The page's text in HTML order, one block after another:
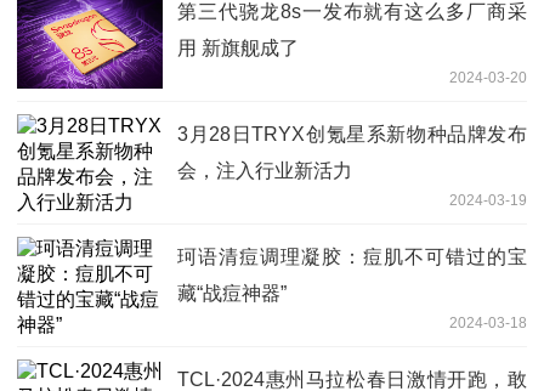
第三代骁龙8s一发布就有这么多厂商采
用 新旗舰成了
2024-03-20
3月28日TRYX创氪星系新物种品牌发布
会，注入行业新活力
2024-03-19
珂语清痘调理凝胶：痘肌不可错过的宝
藏“战痘神器”
2024-03-18
TCL·2024惠州马拉松春日激情开跑，敢